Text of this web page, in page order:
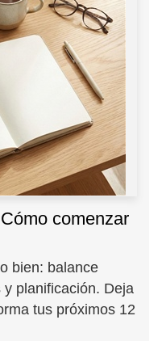
comenzar
bien: balance
planificación. Deja
tus próximos 12